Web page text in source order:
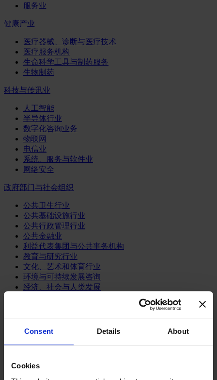
Consent Details About
Cookies
服务业
健康产业
医疗器械、诊断与医疗技术
医疗服务机构
生命科学工具与制药服务
生物制药
科技与传讯业
人工智能
半导体行业
数字化咨询业务
物联网
电信业
系统、服务与软件业
网络安全
政府部门与社会组织
公共卫生行业
公共基础设施行业
公共行政管理行业
公共金融业
利益代表集团与公共事务机构
教育与研究行业
文化、艺术和体育行业
环境与可持续发展咨询
经济、社会与人类发展
媒体和娱乐业
消费品
餐饮、旅游与酒店业